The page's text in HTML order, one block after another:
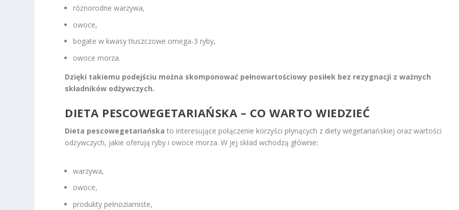
różnorodne warzywa,
owoce,
bogate w kwasy tłuszczowe omega-3 ryby,
owoce morza.
Dzięki takiemu podejściu można skomponować pełnowartościowy posiłek bez rezygnacji z ważnych
składników odżywczych.
DIETA PESCOWEGETARIAŃSKA – CO WARTO WIEDZIEĆ
Dieta pescowegetariańska to interesujące połączenie korzyści płynących z diety wegetariańskiej oraz wartości
odżywczych, jakie oferują ryby i owoce morza. W jej skład wchodzą głównie:
warzywa,
owoce,
produkty pełnoziarniste,